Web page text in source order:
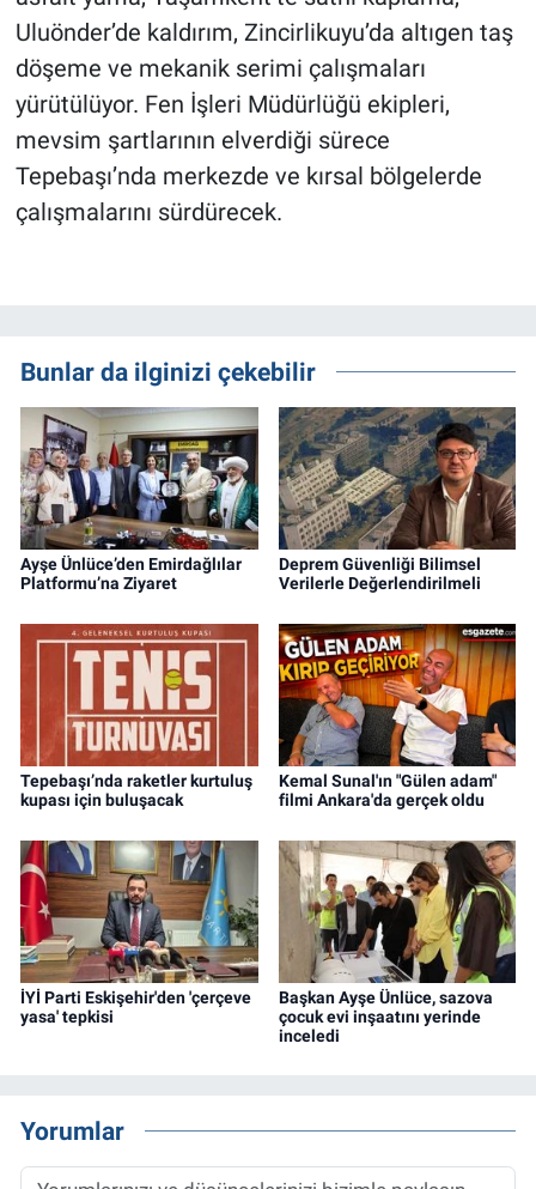
Uluönder’de kaldırım, Zincirlikuyu’da altıgen taş
döşeme ve mekanik serimi çalışmaları
yürütülüyor. Fen İşleri Müdürlüğü ekipleri,
mevsim şartlarının elverdiği sürece
Tepebaşı’nda merkezde ve kırsal bölgelerde
çalışmalarını sürdürecek.
Bunlar da ilginizi çekebilir
Ayşe Ünlüce’den Emirdağlılar
Platformu’na Ziyaret
Deprem Güvenliği Bilimsel
Verilerle Değerlendirilmeli
Tepebaşı’nda raketler kurtuluş
kupası için buluşacak
Kemal Sunal'ın "Gülen adam"
filmi Ankara'da gerçek oldu
İYİ Parti Eskişehir'den 'çerçeve
yasa' tepkisi
Başkan Ayşe Ünlüce, sazova
çocuk evi inşaatını yerinde
inceledi
Yorumlar